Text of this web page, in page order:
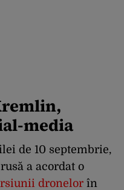
,
media
de 10 septembrie,
a acordat o
dronelor în